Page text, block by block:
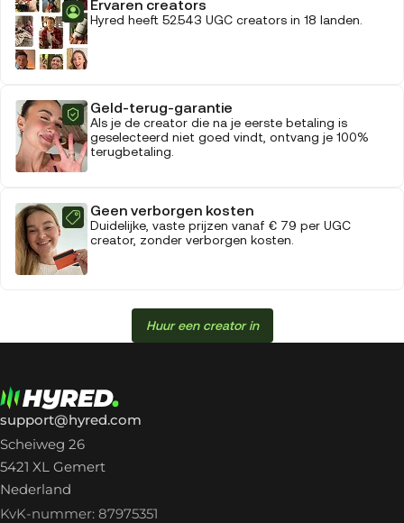
Ervaren creators
Hyred heeft 52.543 UGC creators in 18 landen.
Geld-terug-garantie
Als je de creator die na je eerste betaling is
geselecteerd niet goed vindt, ontvang je 100%
terugbetaling.
Geen verborgen kosten
Duidelijke, vaste prijzen vanaf € 79 per UGC
creator, zonder verborgen kosten.
Huur een creator in
support@hyred.com
Scheiweg 26
5421 XL Gemert
Nederland
KvK-nummer: 87975351